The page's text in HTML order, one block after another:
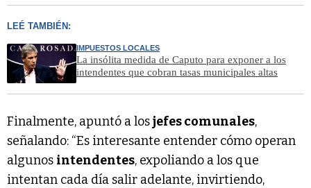
LEÉ TAMBIÉN:
IMPUESTOS LOCALES
La insólita medida de Caputo para exponer a los
intendentes que cobran tasas municipales altas
Finalmente, apuntó a losjefes comunales,
señalando: “Es interesante entender cómo operan
algunos intendentes, expoliando a los que
intentan cada día salir adelante, invirtiendo,